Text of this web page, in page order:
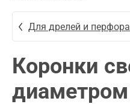
Для дрелей и
Коронки